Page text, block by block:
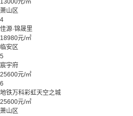
13000元/㎡
萧山区
4
佳源·锦晟里
18980元/㎡
临安区
5
宸宇府
25600元/㎡
6
地铁万科彩虹天空之城
25600元/㎡
萧山区